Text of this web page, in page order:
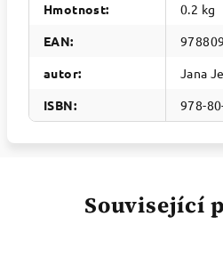
Hmotnost:
0.2 kg
EAN:
autor:
Jana
ISBN: 978-
Související